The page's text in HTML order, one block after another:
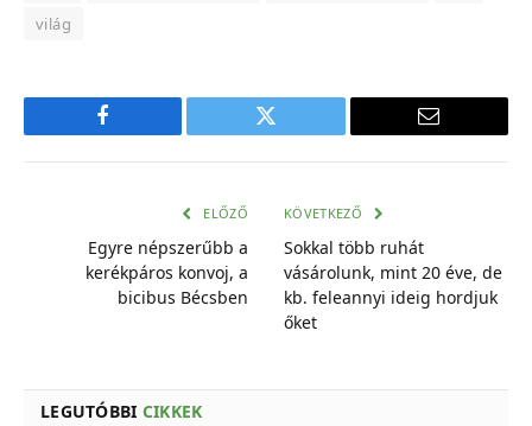
világ
Facebook Twitter
E-
ELŐZŐ
Egyre népszerűbb a
kerékpáros konvoj, a
bicibus Bécsben
KÖVETKEZŐ
Sokkal több ruhát
vásárolunk, mint 20 éve, de
kb. feleannyi ideig hordjuk
őket
LEGUTÓBBI CIKKEK